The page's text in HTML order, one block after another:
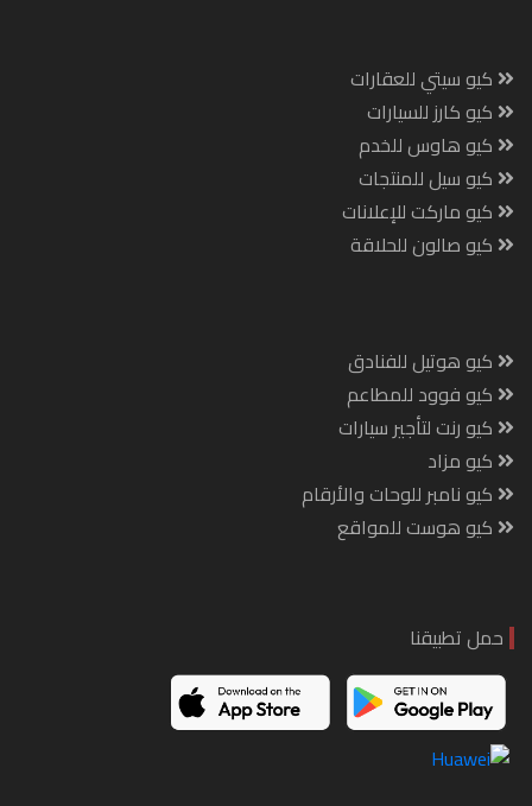
كيو سيتي للعقارات
كيو كارز للسيارات
كيو هاوس للخدم
كيو سيل للمنتجات
كيو ماركت للإعلانات
كيو صالون للحلاقة
كيو هوتيل للفنادق
كيو فوود للمطاعم
كيو رنت لتأجير سيارات
كيو مزاد
كيو نامبر للوحات والأرقام
كيو هوست للمواقع
حمل تطبيقنا